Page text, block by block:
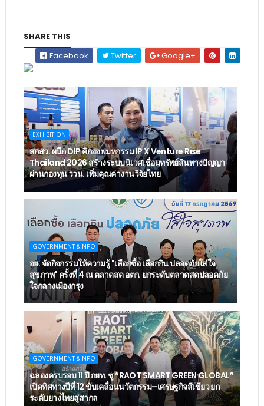
SHARE THIS
Facebook
Twitter Google+
EXHIBITION
สกสว. ผนึก DIP คิกออฟมหกรรม IP X Venture Rise
Thailand 2026 สร้างระบบนิเวศเชื่อมทรัพย์สินทางปัญญา
ผ่านกองทุน ววน. เพิ่มคุณค่างานวิจัยไทย
GOVERNMENT & NPO
อย. จัดกิจกรรมให้ความรู้ "เลือกซื้อ เลือกกิน ปลอดภัยใส่ใจ
สุขภาพ" ครั้งที่ 4 ณ ตลาดสด อตก. ยกระดับตลาดสดปลอดภัย
ใจกลางเมืองกรุง
GOVERNMENT & NPO
ฉลองครบรอบ 11 ปี กยท. ชู “RAOT SMART GREEN GLOBAL”
เปิดทิศทางปีที่ 12 ขับเคลื่อนนวัตกรรม–เศรษฐกิจสีเขียว ยก
ระดับยางไทยสู่สากล